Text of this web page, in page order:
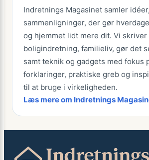
Indretnings Magasinet samler
sammenligninger, der gør
og hjemmet lidt mere dit. Vi skriver
boligindretning, familieliv, gør det
samt teknik og gadgets med fokus
forklaringer, praktiske greb og
til at bruge i virkeligheden.
Læs mere om Indretnings